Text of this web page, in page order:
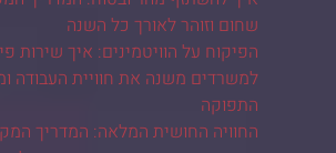
שחום וזוהר לאורך כל השנה
הפיקוח על הוויטמינים: איך שירות
למשרדים משנה את חוויית העבודה
התפוקה
החוויה החושית המלאה: המדריך